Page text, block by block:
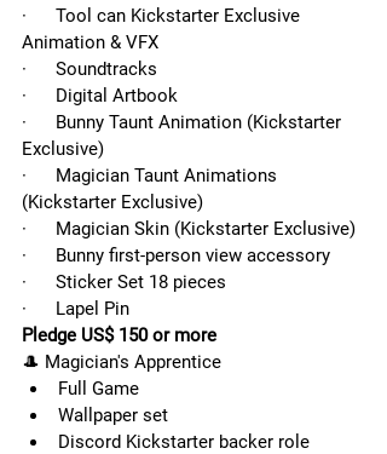
·      Tool can Kickstarter Exclusive
Animation & VFX
·      Soundtracks
·      Digital Artbook
·      Bunny Taunt Animation (Kickstarter
Exclusive)
·      Magician Taunt Animations
(Kickstarter Exclusive)
·      Magician Skin (Kickstarter Exclusive)
·      Bunny first-person view accessory
·      Sticker Set 18 pieces
·      Lapel Pin
Pledge US$ 150 or more
🎩 Magician's Apprentice
Full Game
Wallpaper set
Discord Kickstarter backer role